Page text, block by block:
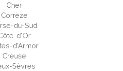
Cher
Corrèze
du-Sud
d'Or
d'Armor
Creuse
Sèvres